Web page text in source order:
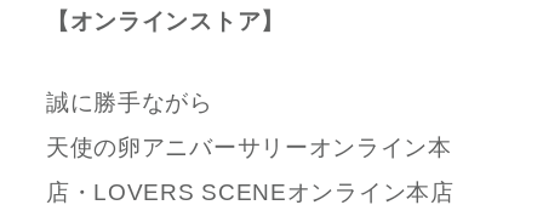
【オンラインストア】
誠に勝手ながら
天使の卵アニバーサリーオンライン本
店・LOVERS SCENEオンライン本店